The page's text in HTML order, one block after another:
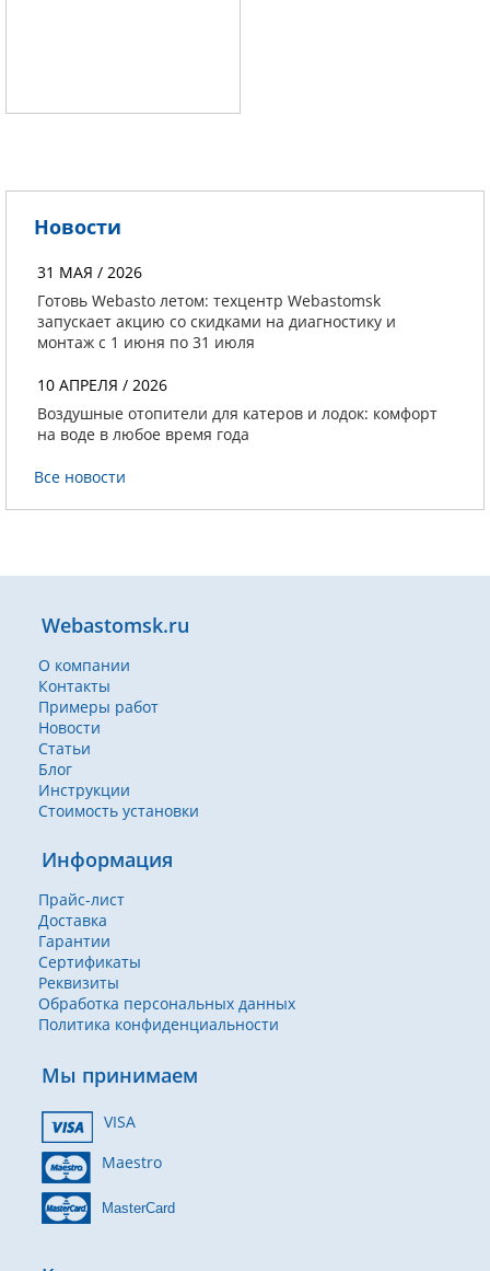
Новости
31 МАЯ / 2026
Готовь Webasto летом: техцентр Webastomsk
запускает акцию со скидками на диагностику и
монтаж с 1 июня по 31 июля
10 АПРЕЛЯ / 2026
Воздушные отопители для катеров и лодок: комфорт
на воде в любое время года
Все новости
Webastomsk.ru
О компании
Контакты
Примеры работ
Новости
Статьи
Блог
Инструкции
Стоимость установки
Информация
Прайс-лист
Доставка
Гарантии
Сертификаты
Реквизиты
Обработка персональных данных
Политика конфиденциальности
Мы принимаем
VISA
Maestro
MasterCard